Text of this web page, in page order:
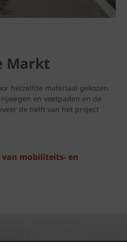
Markt
hetzelfde materiaal gekozen.
en voetpaden en de
de helft van het project
mobiliteits- en